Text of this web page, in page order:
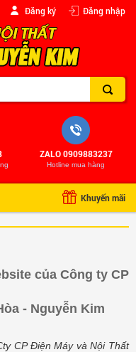
Đăng ký Đăng nhập
ZALO 0909883237
Hotline mua hàng
Khuyến mãi
của Công ty CP
- Nguyễn Kim
CP Điện Máy và Nội Thất